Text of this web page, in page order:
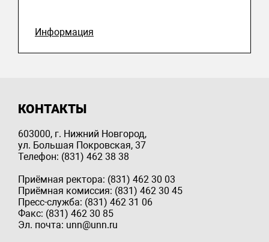
Информация
КОНТАКТЫ
603000, г. Нижний Новгород,
ул. Большая Покровская, 37
Телефон: (831) 462 38 38
Приёмная ректора: (831) 462 30 03
Приёмная комиссия: (831) 462 30 45
Пресс-служба: (831) 462 31 06
Факс: (831) 462 30 85
Эл. почта: unn@unn.ru